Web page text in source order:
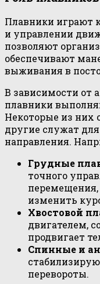
Плавники играют
и управлении
позволяют
обеспечивают
выживания в
В зависимости от
плавники
Некоторые из них
другие служат
направления.
Грудные
точного
изменить
Хвостовой
двигателем,
продвигает
Спинные и
перевороты.